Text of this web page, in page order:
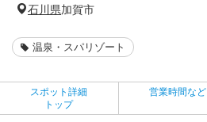
石川県加賀市
温泉・スパリゾート
スポット詳細
トップ
営業時間など